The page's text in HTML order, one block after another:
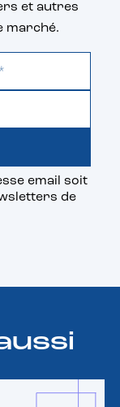
et autres
marché.
email soit
de